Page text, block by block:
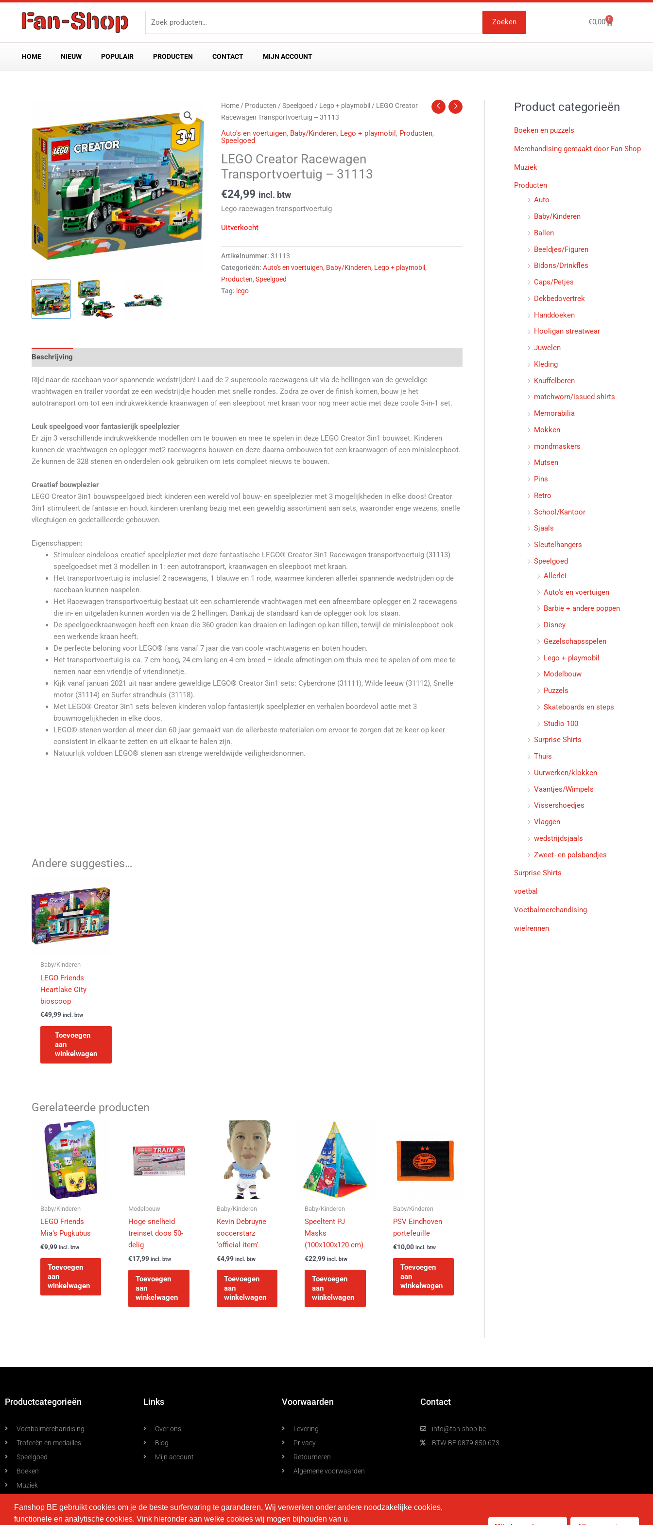
Ga
inhoud
naar:
Zoeken €0,00 0
Winkelwagen
HOME NIEUW POPULAIR PRODUCTEN CONTACT MIJN ACCOUNT
Home / Producten /Speelgoed / Lego + playmobil / LEGO Creator
Racewagen Transportvoertuig – 31113
Auto's en voertuigen, Baby/Kinderen, Lego + playmobil , Producten,
Speelgoed
LEGO Creator Racewagen
Transportvoertuig – 31113
€24,99 incl. btw
Lego racewagen transportvoertuig
Uitverkocht
Artikelnummer:31113
Categorieën:Auto's en voertuigen, Baby/Kinderen, Lego + playmobil ,
Producten,Speelgoed
Tag: lego
Beschrijving
Rijd naar de racebaan voor spannende wedstrijden! Laad de 2 supercoole racewagens uit via de hellingen van de geweldige
vrachtwagen en trailer voordat ze een wedstrijdje houden met snelle rondes. Zodra ze over de finish komen, bouw je het
autotransport om tot een indrukwekkende kraanwagen of een sleepboot met kraan voor nog meer actie met deze coole 3-in-1 set.
Leuk speelgoed voor fantasierijk speelplezier
Er zijn 3 verschillende indrukwekkende modellen om te bouwen en mee te spelen in deze LEGO Creator 3in1 bouwset. Kinderen
kunnen de vrachtwagen en oplegger met2 racewagens bouwen en deze daarna ombouwen tot een kraanwagen of een minisleepboot.
Ze kunnen de 328 stenen en onderdelen ook gebruiken om iets compleet nieuws te bouwen.
Creatief bouwplezier
LEGO Creator 3in1 bouwspeelgoed biedt kinderen een wereld vol bouw- en speelplezier met 3 mogelijkheden in elke doos! Creator
3in1 stimuleert de fantasie en houdt kinderen urenlang bezig met een geweldig assortiment aan sets, waaronder enge wezens, snelle
vliegtuigen en gedetailleerde gebouwen.
Eigenschappen:
Stimuleer eindeloos creatief speelplezier met deze fantastische LEGO® Creator 3in1 Racewagen transportvoertuig (31113)
speelgoedset met 3 modellen in 1: een autotransport, kraanwagen en sleepboot met kraan.
Het transportvoertuig is inclusief 2 racewagens, 1 blauwe en 1 rode, waarmee kinderen allerlei spannende wedstrijden op de
racebaan kunnen naspelen.
Het Racewagen transportvoertuig bestaat uit een scharnierende vrachtwagen met een afneembare oplegger en 2 racewagens
die in- en uitgeladen kunnen worden via de 2 hellingen. Dankzij de standaard kan de oplegger ook los staan.
De speelgoedkraanwagen heeft een kraan die 360 graden kan draaien en ladingen op kan tillen, terwijl de minisleepboot ook
een werkende kraan heeft.
De perfecte beloning voor LEGO® fans vanaf 7 jaar die van coole vrachtwagens en boten houden.
Het transportvoertuig is ca. 7 cm hoog, 24 cm lang en 4 cm breed – ideale afmetingen om thuis mee te spelen of om mee te
nemen naar een vriendje of vriendinnetje.
Kijk vanaf januari 2021 uit naar andere geweldige LEGO® Creator 3in1 sets: Cyberdrone (31111), Wilde leeuw (31112), Snelle
motor (31114) en Surfer strandhuis (31118).
Met LEGO® Creator 3in1 sets beleven kinderen volop fantasierijk speelplezier en verhalen boordevol actie met 3
bouwmogelijkheden in elke doos.
LEGO® stenen worden al meer dan 60 jaar gemaakt van de allerbeste materialen om ervoor te zorgen dat ze keer op keer
consistent in elkaar te zetten en uit elkaar te halen zijn.
Natuurlijk voldoen LEGO® stenen aan strenge wereldwijde veiligheidsnormen.
Andere suggesties…
Baby/Kinderen
LEGO Friends
Heartlake City
bioscoop
€49,99 incl. btw
Toevoegen
aan
winkelwagen
Gerelateerde producten
Baby/Kinderen
LEGO Friends
Mia’s Pugkubus
€9,99 incl. btw
Toevoegen
aan
winkelwagen
Modelbouw
Hoge snelheid
treinset doos 50-
delig
€17,99 incl. btw
Toevoegen
aan
winkelwagen
Baby/Kinderen
Kevin Debruyne
soccerstarz
‘official item’
€4,99 incl. btw
Toevoegen
aan
winkelwagen
Baby/Kinderen
Speeltent PJ
Masks
(100x100x120 cm)
€22,99 incl. btw
Toevoegen
aan
winkelwagen
Baby/Kinderen
PSV Eindhoven
portefeuille
€10,00 incl. btw
Toevoegen
aan
winkelwagen
Product categorieën
Boeken en puzzels
Merchandising gemaakt door Fan-Shop
Muziek
Producten
Auto
Baby/Kinderen
Ballen
Beeldjes/Figuren
Bidons/Drinkfles
Caps/Petjes
Dekbedovertrek
Handdoeken
Hooligan streatwear
Juwelen
Kleding
Knuffelberen
matchworn/issued shirts
Memorabilia
Mokken
mondmaskers
Mutsen
Pins
Retro
School/Kantoor
Sjaals
Sleutelhangers
Speelgoed
Allerlei
Auto's en voertuigen
Barbie + andere poppen
Disney
Gezelschapsspelen
Lego + playmobil
Modelbouw
Puzzels
Skateboards en steps
Studio 100
Surprise Shirts
Thuis
Uurwerken/klokken
Vaantjes/Wimpels
Vissershoedjes
Vlaggen
wedstrijdsjaals
Zweet- en polsbandjes
Surprise Shirts
voetbal
Voetbalmerchandising
wielrennen
Productcategorieën
Voetbalmerchandising
Trofeeën en medailles
Speelgoed
Boeken
Muziek
Links
Over ons
Blog
Mijn account
Voorwaarden
Levering
Privacy
Retourneren
Algemene voorwaarden
Contact
info@fan-shop.be
BTW BE 0879.850.673
Fanshop BE gebruikt cookies om je de beste surfervaring te garanderen, Wij verwerken onder andere noodzakelijke cookies,
functionele en analytische cookies. Vink hieronder aan welke cookies wij mogen bijhouden van u.